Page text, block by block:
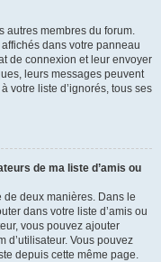
autres membres du forum.
dans votre panneau
de connexion et leur envoyer
leurs messages peuvent
votre liste d’ignorés, tous ses
de ma liste d’amis ou
deux manières. Dans le
dans votre liste d’amis ou
vous pouvez ajouter
d’utilisateur. Vous pouvez
depuis cette même page.